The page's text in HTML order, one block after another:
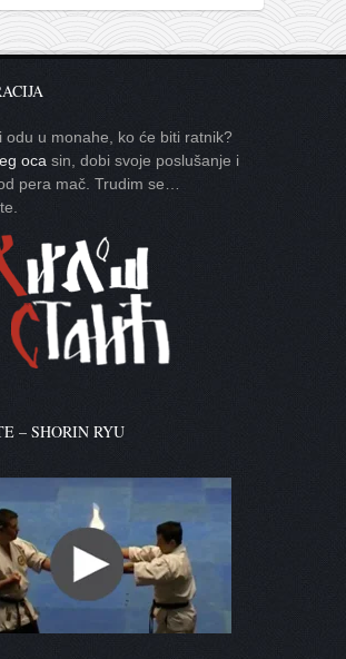
odu u monahe, ko će biti ratnik?
oca sin, dobi svoje poslušanje i
pera mač. Trudim se…
– SHORIN RYU